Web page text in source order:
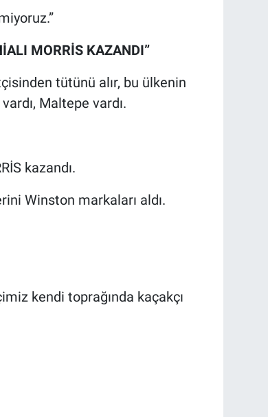
MORRİS KAZANDI”
tütünü alır, bu ülkenin
Maltepe vardı.
kazandı.
Winston markaları aldı.
kendi toprağında kaçakçı